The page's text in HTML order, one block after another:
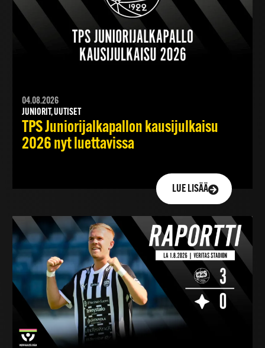
04.08.2026
JUNIORIT, UUTISET
TPS Juniorijalkapallon kausijulkaisu
2026 nyt luettavissa
LUE LISÄÄ